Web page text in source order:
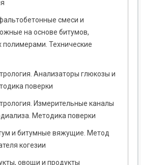
смеси и
на основе битумов,
Технические
Анализаторы глюкозы и
поверки
Измерительные каналы
Методика поверки
и битумные вяжущие. Метод
когезии
овощи и продукты